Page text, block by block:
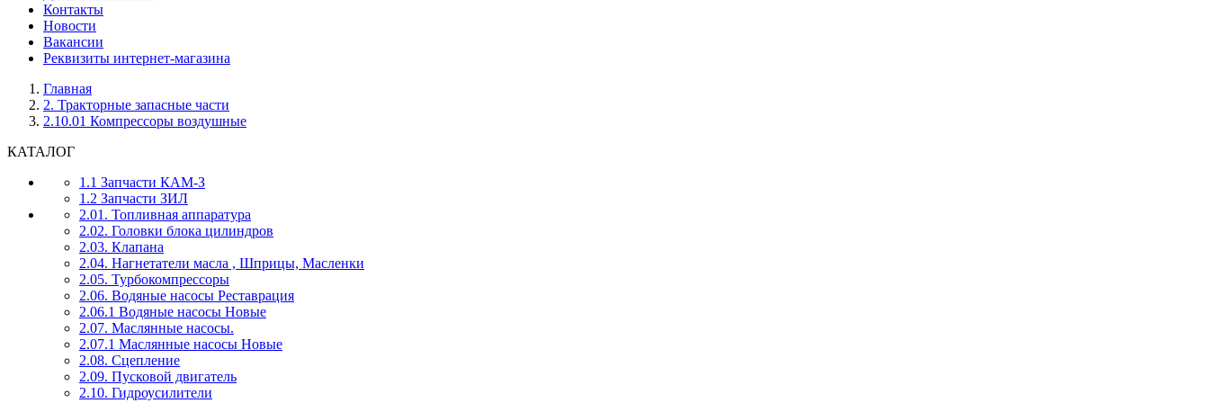
Контакты
Новости
Вакансии
Реквизиты интернет-магазина
Главная
2. Тракторные запасные части
2.10.01 Компрессоры воздушные
КАТАЛОГ
1.1 Запчасти КАМ-З
1.2 Запчасти ЗИЛ
2.01. Топливная аппаратура
2.02. Головки блока цилиндров
2.03. Клапана
2.04. Нагнетатели масла , Шприцы, Масленки
2.05. Турбокомпрессоры
2.06. Водяные насосы Реставрация
2.06.1 Водяные насосы Новые
2.07. Маслянные насосы.
2.07.1 Маслянные насосы Новые
2.08. Сцепление
2.09. Пусковой двигатель
2.10. Гидроусилители